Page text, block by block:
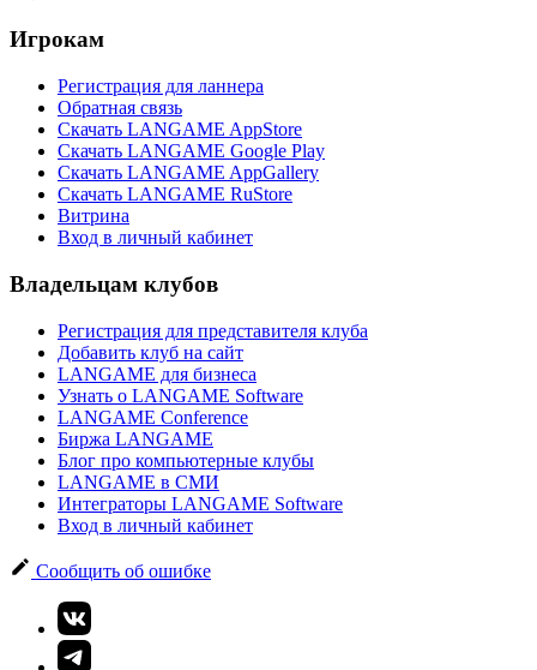
Игрокам
Регистрация для ланнера
Обратная связь
Скачать LANGAME AppStore
Скачать LANGAME Google Play
Скачать LANGAME AppGallery
Скачать LANGAME RuStore
Витрина
Вход в личный кабинет
Владельцам клубов
Регистрация для представителя клуба
Добавить клуб на сайт
LANGAME для бизнеса
Узнать о LANGAME Software
LANGAME Conference
Биржа LANGAME
Блог про компьютерные клубы
LANGAME в СМИ
Интеграторы LANGAME Software
Вход в личный кабинет
Сообщить об ошибке